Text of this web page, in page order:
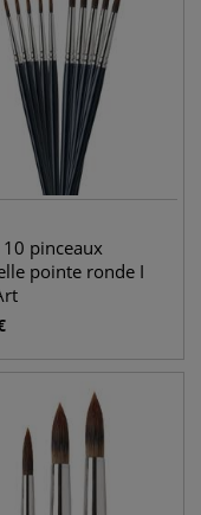
10 pinceaux
pointe ronde I